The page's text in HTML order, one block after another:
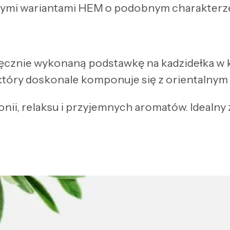
wariantami HEM o podobnym
wykonaną podstawkę na kadzidełka
doskonale komponuje się z orientalnym
relaksu i przyjemnych aromatów.